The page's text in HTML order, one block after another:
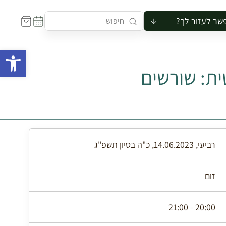
לעזור לך?
לקבוצה
בצריף
שורשים
רביעי, 14.06.2023, כ"ה בסיון תשפ"ג
זום
20:00 - 21:00